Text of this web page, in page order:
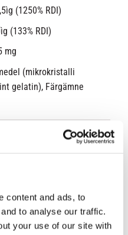
content and ads, to
to analyse our traffic.
your use of our site with
(1250% RDI)
(133% RDI)
mg
(mikrokristalli
gelatin), Färgämne